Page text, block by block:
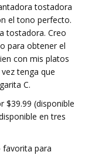
tostadora
el tono perfecto.
tostadora. Creo
para obtener el
con mis platos
tenga que
C.
$39.99 (disponible
en tres
favorita para